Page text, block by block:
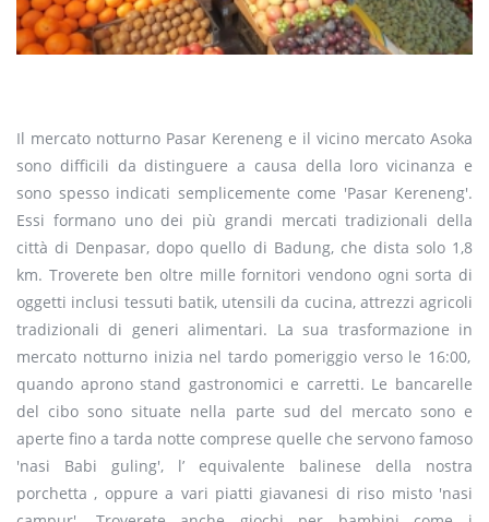
Il mercato notturno Pasar Kereneng e il vicino mercato Asoka
sono difficili da distinguere a causa della loro vicinanza e
sono spesso indicati semplicemente come 'Pasar Kereneng'.
Essi formano uno dei più grandi mercati tradizionali della
città di Denpasar, dopo quello di Badung, che dista solo 1,8
km. Troverete ben oltre mille fornitori vendono ogni sorta di
oggetti inclusi tessuti batik, utensili da cucina, attrezzi agricoli
tradizionali di generi alimentari. La sua trasformazione in
mercato notturno inizia nel tardo pomeriggio verso le 16:00,
quando aprono stand gastronomici e carretti. Le bancarelle
del cibo sono situate nella parte sud del mercato sono e
aperte fino a tarda notte comprese quelle che servono famoso
'nasi Babi guling', l’ equivalente balinese della nostra
porchetta , oppure a vari piatti giavanesi di riso misto 'nasi